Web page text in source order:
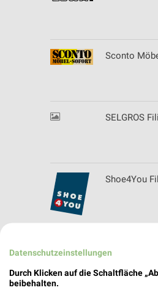
Sconto
SELGROS
Shoe4You
SIEMES
Datenschutzeinstellungen
Durch Klicken auf die Schaltfläche
beibehalten.